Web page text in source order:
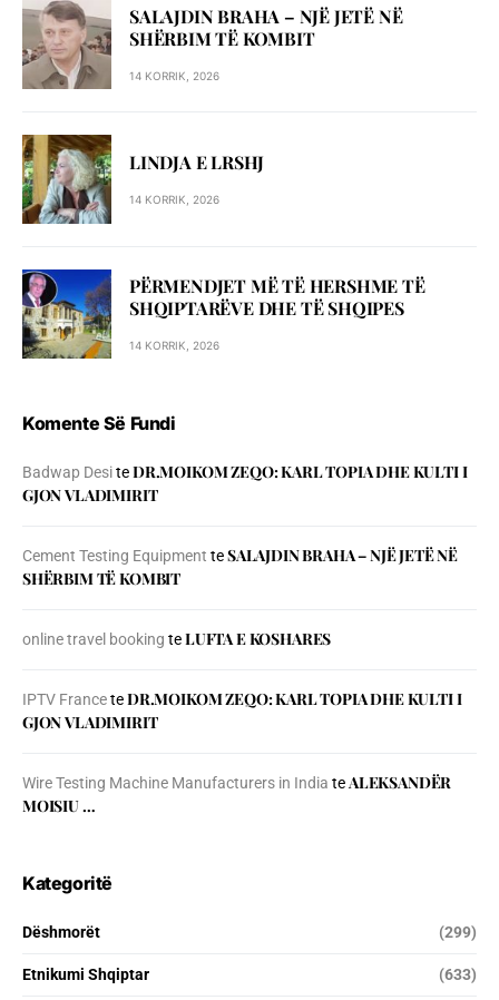
SALAJDIN BRAHA – NJЁ JETЁ NЁ
SHЁRBIM TЁ KOMBIT
14 KORRIK, 2026
LINDJA E LRSHJ
14 KORRIK, 2026
PËRMENDJET MË TË HERSHME TË
SHQIPTARËVE DHE TË SHQIPES
14 KORRIK, 2026
Komente Së Fundi
Badwap DesiteDR.MOIKOM ZEQO: KARL TOPIA DHE KULTI I
GJON VLADIMIRIT
Cement Testing Equipment teSALAJDIN BRAHA – NJЁ JETЁ NЁ
SHЁRBIM TЁ KOMBIT
online travel booking teLUFTA E KOSHARES
IPTV FranceteDR.MOIKOM ZEQO: KARL TOPIA DHE KULTI I
GJON VLADIMIRIT
Wire Testing Machine Manufacturers in India teALEKSANDËR
MOISIU …
Kategoritë
Dëshmorët (299)
Etnikumi Shqiptar (633)